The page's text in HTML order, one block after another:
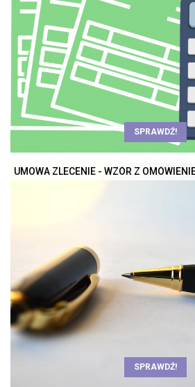
SPRAWDŹ!
UMOWA ZLECENIE - WZÓR Z
SPRAWDŹ!